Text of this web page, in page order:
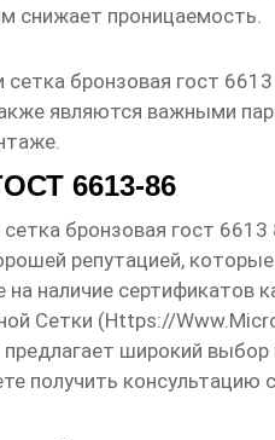
снижает проницаемость.
сетка бронзовая гост
являются важными
6613-86
сетка бронзовая гост
репутацией,
наличие сертификатов
Сетки (Https://
широкий
получить консультацию